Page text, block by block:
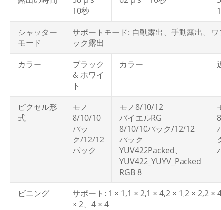
10秒
シャッター
モード
サポートモード: 自動露出、手動露出、ワ
ック露出
カラー
ブラック
& ホワイ
ト
カラー
ピクセル形
式
モノ
8/10/10
パッ
ク/12/12
パック
モノ8/10/12
バイエルRG
8/10/10パック/12/12
パック
YUV422Packed、
YUV422_YUYV_Packed
RGB 8
ビニング
サポート: 1 × 1,1 × 2,1 × 4,2 × 1,2 × 2,2 ×
× 2、4 × 4